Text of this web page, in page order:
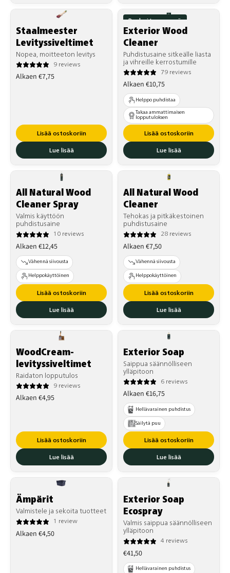
Staalmeester
Levityssiveltimet
Nopea, moitteeton levitys
9 reviews
Normaalihinta
Alkaen €7,75
Lisää ostoskoriin
Lue lisää
Parhaiten myyvä
Exterior Wood
Cleaner
Puhdistusaine sitkeälle liasta
ja vihreille kerrostumille
79 reviews
Normaalihinta
Alkaen €10,75
Helppo puhdistaa
Takaa ammattimaisen
lopputuloksen
Lisää ostoskoriin
Lue lisää
All Natural Wood
Cleaner Spray
Valmis käyttöön
puhdistusaine
10 reviews
Normaalihinta
Alkaen €12,45
Vähennä siivousta
Helppokäyttöinen
Lisää ostoskoriin
Lue lisää
All Natural Wood
Cleaner
Tehokas ja pitkäkestoinen
puhdistusaine
28 reviews
Normaalihinta
Alkaen €7,50
Vähennä siivousta
Helppokäyttöinen
Lisää ostoskoriin
Lue lisää
WoodCream-
levityssiveltimet
Raidaton lopputulos
9 reviews
Normaalihinta
Alkaen €4,95
Lisää ostoskoriin
Lue lisää
Exterior Soap
Saippua säännölliseen
ylläpitoon
6 reviews
Normaalihinta
Alkaen €16,75
Hellävarainen puhdistus
Säilytä puu
Lisää ostoskoriin
Lue lisää
Ämpärit
Valmistele ja sekoita tuotteet
1 review
Normaalihinta
Alkaen €4,50
Exterior Soap
Ecospray
Valmis saippua säännölliseen
ylläpitoon
4 reviews
Normaalihinta
€41,50
Hellävarainen puhdistus